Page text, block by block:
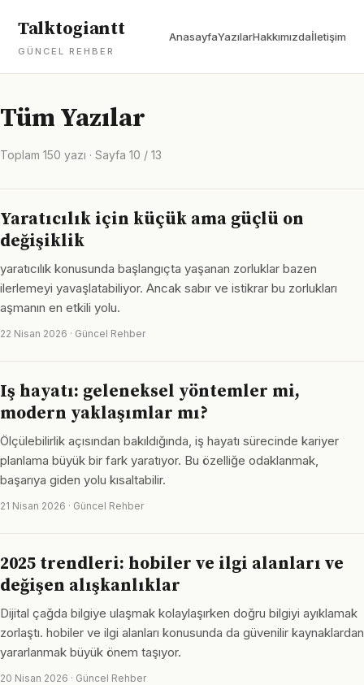
Talktogiantt
GÜNCEL REHBER
AnasayfaYazılarHakkımızdaİletişim
Tüm Yazılar
Toplam 150 yazı · Sayfa 10 / 13
Yaratıcılık için küçük ama güçlü on
değişiklik
yaratıcılık konusunda başlangıçta yaşanan zorluklar bazen
ilerlemeyi yavaşlatabiliyor. Ancak sabır ve istikrar bu zorlukları
aşmanın en etkili yolu.
22 Nisan 2026 · Güncel Rehber
Iş hayatı: geleneksel yöntemler mi,
modern yaklaşımlar mı?
Ölçülebilirlik açısından bakıldığında, iş hayatı sürecinde kariyer
planlama büyük bir fark yaratıyor. Bu özelliğe odaklanmak,
başarıya giden yolu kısaltabilir.
21 Nisan 2026 · Güncel Rehber
2025 trendleri: hobiler ve ilgi alanları ve
değişen alışkanlıklar
Dijital çağda bilgiye ulaşmak kolaylaşırken doğru bilgiyi ayıklamak
zorlaştı. hobiler ve ilgi alanları konusunda da güvenilir kaynaklardan
yararlanmak büyük önem taşıyor.
20 Nisan 2026 · Güncel Rehber